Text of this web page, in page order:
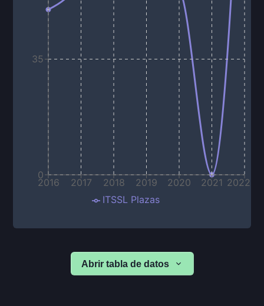
2016 2017 2018 2019 2020 2021 2022
0
35
ITSSL Plazas
Abrir tabla de datos